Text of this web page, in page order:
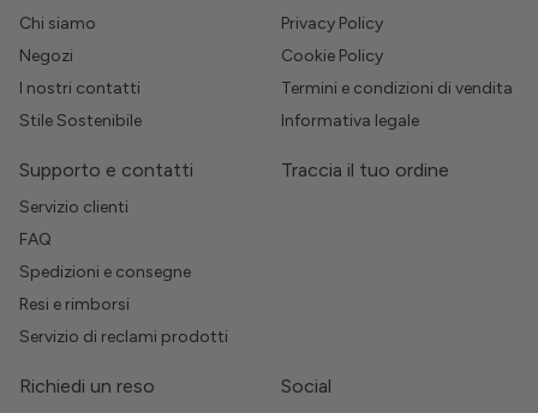
Chi siamo
Negozi
I nostri contatti
Stile Sostenibile
Privacy Policy
Cookie Policy
Termini e condizioni di vendita
Informativa legale
Supporto e contatti
Servizio clienti
FAQ
Spedizioni e consegne
Resi e rimborsi
Servizio di reclami prodotti
Traccia il tuo ordine
Richiedi un reso Social